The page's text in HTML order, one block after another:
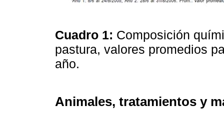
Cuadro 1: Composición
pastura, valores promedios
año.
Animales, tratamientos y